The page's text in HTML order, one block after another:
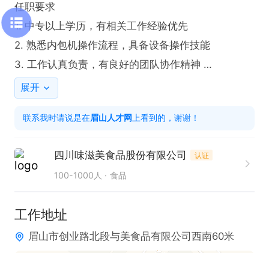
任职要求
1. 中专以上学历，有相关工作经验优先
2. 熟悉内包机操作流程，具备设备操作技能
3. 工作认真负责，有良好的团队协作精神
综合工资除开五险一金后年平均4000+，公司提供免
展开
联系我时请说是在眉山人才网 上看到的，谢谢！
四川味滋美食品股份有限公司 认证
100-1000人 食品
工作地址
眉山市创业路北段与美食品有限公司西南60米